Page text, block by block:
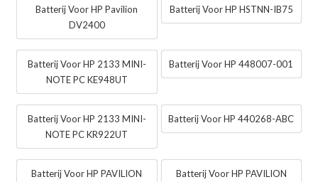
Batterij Voor HP Pavilion
DV2400
Batterij Voor HP HSTNN-IB75
Batterij Voor HP 2133 MINI-
NOTE PC KE948UT
Batterij Voor HP 448007-001
Batterij Voor HP 2133 MINI-
NOTE PC KR922UT
Batterij Voor HP 440268-ABC
Batterij Voor HP PAVILION
Batterij Voor HP PAVILION